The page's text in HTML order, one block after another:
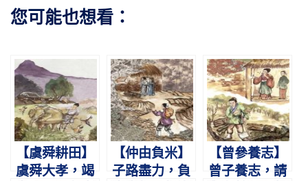
您可能也想看：
【虞舜耕田】
虞舜大孝，竭
【仲由負米】
子路盡力，負
【曾參養志】
曾子養志，請